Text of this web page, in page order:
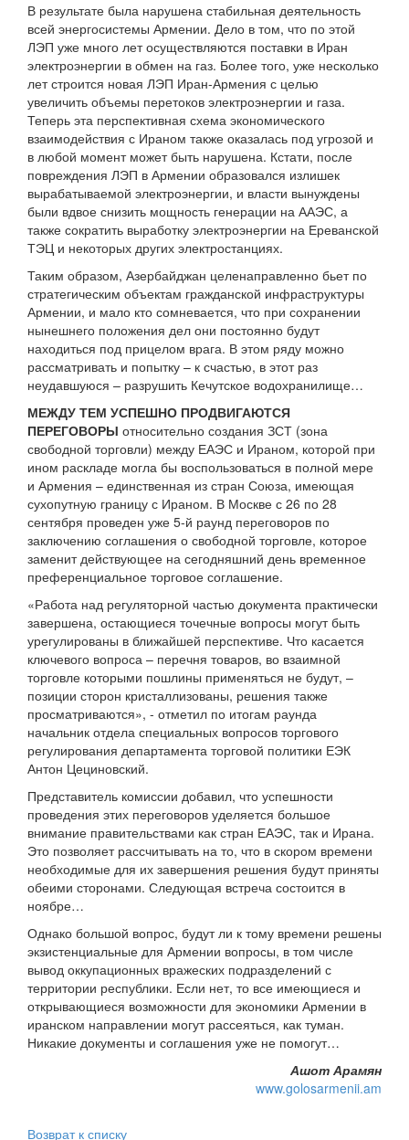
В результате была нарушена стабильная деятельность
всей энергосистемы Армении. Дело в том, что по этой
ЛЭП уже много лет осуществляются поставки в Иран
электроэнергии в обмен на газ. Более того, уже несколько
лет строится новая ЛЭП Иран-Армения с целью
увеличить объемы перетоков электроэнергии и газа.
Теперь эта перспективная схема экономического
взаимодействия с Ираном также оказалась под угрозой и
в любой момент может быть нарушена. Кстати, после
повреждения ЛЭП в Армении образовался излишек
вырабатываемой электроэнергии, и власти вынуждены
были вдвое снизить мощность генерации на ААЭС, а
также сократить выработку электроэнергии на Ереванской
ТЭЦ и некоторых других электростанциях.
Таким образом, Азербайджан целенаправленно бьет по
стратегическим объектам гражданской инфраструктуры
Армении, и мало кто сомневается, что при сохранении
нынешнего положения дел они постоянно будут
находиться под прицелом врага. В этом ряду можно
рассматривать и попытку – к счастью, в этот раз
неудавшуюся – разрушить Кечутское водохранилище…
МЕЖДУ ТЕМ УСПЕШНО ПРОДВИГАЮТСЯ
ПЕРЕГОВОРЫ относительно создания ЗСТ (зона
свободной торговли) между ЕАЭС и Ираном, которой при
ином раскладе могла бы воспользоваться в полной мере
и Армения – единственная из стран Союза, имеющая
сухопутную границу с Ираном. В Москве с 26 по 28
сентября проведен уже 5-й раунд переговоров по
заключению соглашения о свободной торговле, которое
заменит действующее на сегодняшний день временное
преференциальное торговое соглашение.
«Работа над регуляторной частью документа практически
завершена, остающиеся точечные вопросы могут быть
урегулированы в ближайшей перспективе. Что касается
ключевого вопроса – перечня товаров, во взаимной
торговле которыми пошлины применяться не будут, –
позиции сторон кристаллизованы, решения также
просматриваются», - отметил по итогам раунда
начальник отдела специальных вопросов торгового
регулирования департамента торговой политики ЕЭК
Антон Цециновский.
Представитель комиссии добавил, что успешности
проведения этих переговоров уделяется большое
внимание правительствами как стран ЕАЭС, так и Ирана.
Это позволяет рассчитывать на то, что в скором времени
необходимые для их завершения решения будут приняты
обеими сторонами. Следующая встреча состоится в
ноябре…
Однако большой вопрос, будут ли к тому времени решены
экзистенциальные для Армении вопросы, в том числе
вывод оккупационных вражеских подразделений с
территории республики. Если нет, то все имеющиеся и
открывающиеся возможности для экономики Армении в
иранском направлении могут рассеяться, как туман.
Никакие документы и соглашения уже не помогут…
Ашот Арамян
www.golosarmenii.am
Возврат к списку